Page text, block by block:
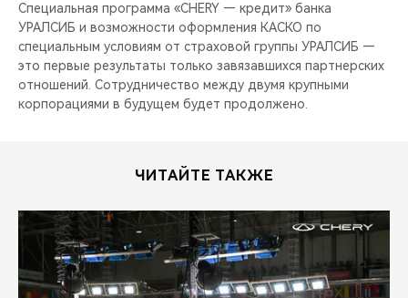
Специальная программа «CHERY — кредит» банка
УРАЛСИБ и возможности оформления КАСКО по
специальным условиям от страховой группы УРАЛСИБ —
это первые результаты только завязавшихся партнерских
отношений. Сотрудничество между двумя крупными
корпорациями в будущем будет продолжено.
ЧИТАЙТЕ ТАКЖЕ